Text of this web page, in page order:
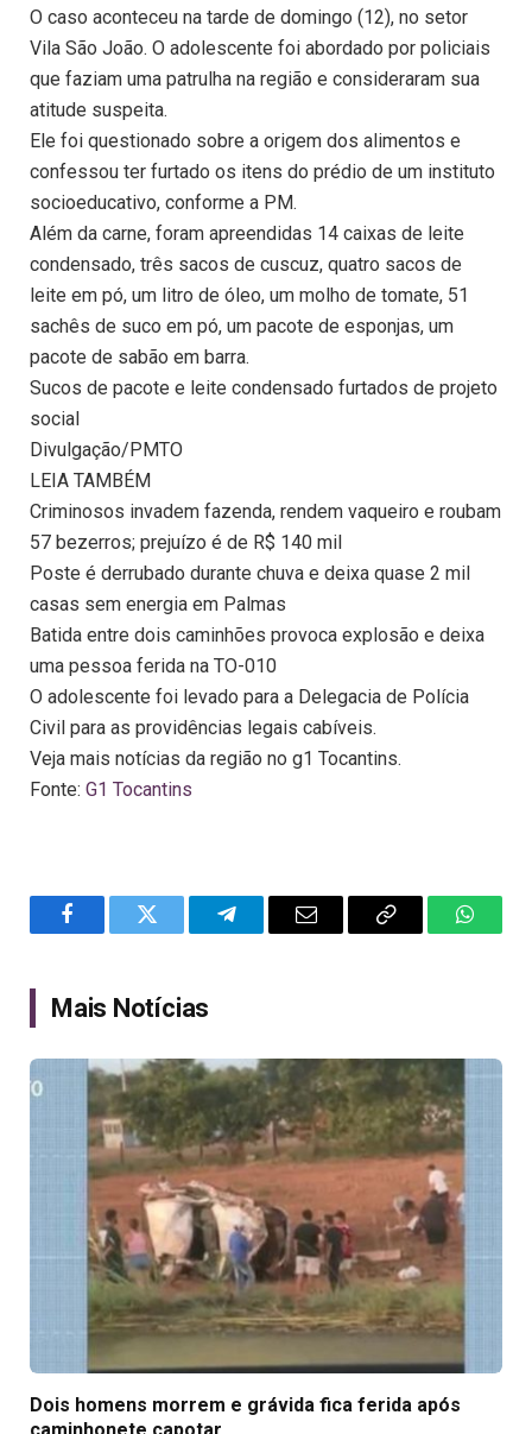
O caso aconteceu na tarde de domingo (12), no setor
Vila São João. O adolescente foi abordado por policiais
que faziam uma patrulha na região e consideraram sua
atitude suspeita.
Ele foi questionado sobre a origem dos alimentos e
confessou ter furtado os itens do prédio de um instituto
socioeducativo, conforme a PM.
Além da carne, foram apreendidas 14 caixas de leite
condensado, três sacos de cuscuz, quatro sacos de
leite em pó, um litro de óleo, um molho de tomate, 51
sachês de suco em pó, um pacote de esponjas, um
pacote de sabão em barra.
Sucos de pacote e leite condensado furtados de projeto
social
Divulgação/PMTO
LEIA TAMBÉM
Criminosos invadem fazenda, rendem vaqueiro e roubam
57 bezerros; prejuízo é de R$ 140 mil
Poste é derrubado durante chuva e deixa quase 2 mil
casas sem energia em Palmas
Batida entre dois caminhões provoca explosão e deixa
uma pessoa ferida na TO-010
O adolescente foi levado para a Delegacia de Polícia
Civil para as providências legais cabíveis.
Veja mais notícias da região no g1 Tocantins.
Fonte: G1 Tocantins
FacebookTwitter TelegramEmail
Copy
Mais Notícias
Dois homens morrem e grávida fica ferida após